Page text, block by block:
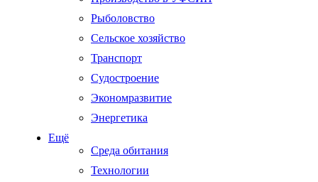
Рыболовство
Сельское хозяйство
Транспорт
Судостроение
Экономразвитие
Энергетика
Ещё
Среда обитания
Технологии